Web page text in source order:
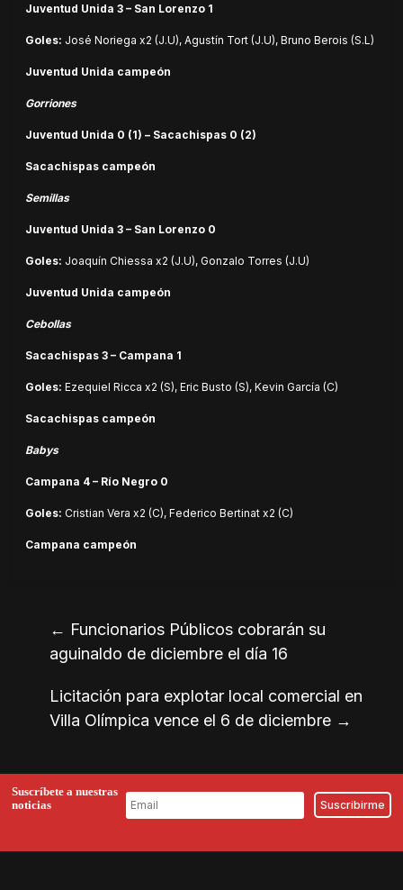
Juventud Unida 3 – San Lorenzo 1
Goles: José Noriega x2 (J.U), Agustín Tort (J.U), Bruno Berois (S.L)
Juventud Unida campeón
Gorriones
Juventud Unida 0 (1) – Sacachispas 0 (2)
Sacachispas campeón
Semillas
Juventud Unida 3 – San Lorenzo 0
Goles: Joaquín Chiessa x2 (J.U), Gonzalo Torres (J.U)
Juventud Unida campeón
Cebollas
Sacachispas 3 – Campana 1
Goles: Ezequiel Ricca x2 (S), Eric Busto (S), Kevin García (C)
Sacachispas campeón
Babys
Campana 4 – Río Negro 0
Goles: Cristian Vera x2 (C), Federico Bertinat x2 (C)
Campana campeón
← Funcionarios Públicos cobrarán su
aguinaldo de diciembre el día 16
Licitación para explotar local comercial en
Villa Olímpica vence el 6 de diciembre →
Suscríbete a nuestras
noticias